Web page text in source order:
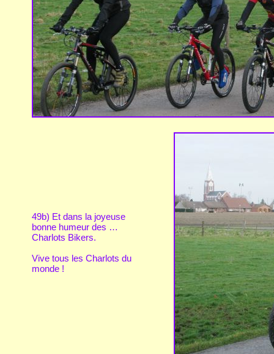
49b) Et dans la joyeuse
bonne humeur des …
Charlots Bikers.
Vive tous les Charlots du
monde !